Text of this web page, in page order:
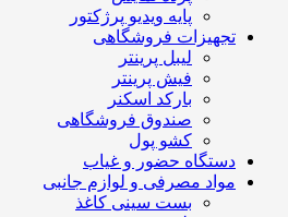
پایه ویدیو پرژکتور
تجهیزات فروشگاهی
لیبل پرینتر
فیش پرینتر
بارکد اسکنر
صندوق فروشگاهی
کشو پول
دستگاه حضور و غیاب
مواد مصرفی و لوازم جانبی
بست سینی کاغذ